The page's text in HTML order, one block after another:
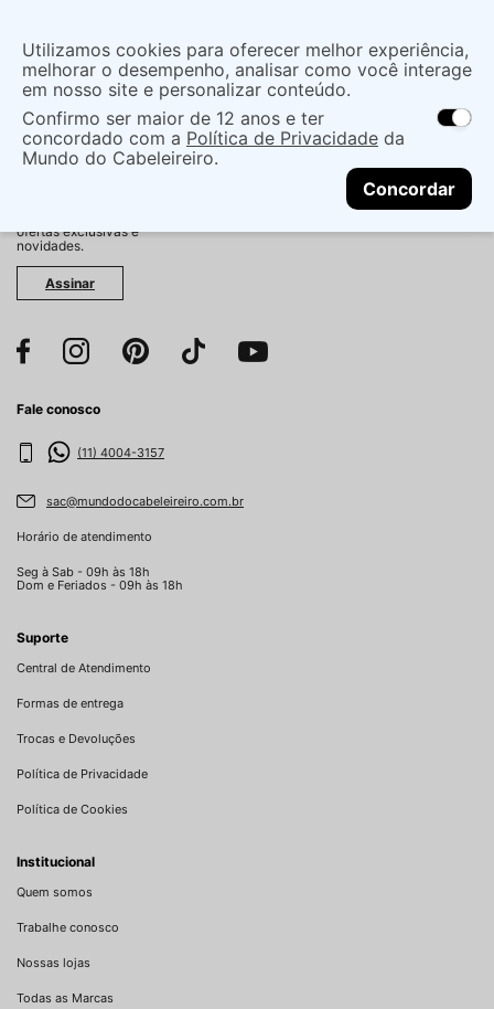
localização
As ofertas e opções de entrega variam de
acordo com a região.Não sei meu CEP
CONTINUAR
O que você procura?
ofertas exclusivas e
novidades.
Assinar
Fale conosco
(11) 4004-3157
sac@mundodocabeleireiro.com.br
Horário de atendimento
Seg à Sab - 09h às 18h
Dom e Feriados - 09h às 18h
Suporte
Central de Atendimento
Formas de entrega
Trocas e Devoluções
Política de Privacidade
Política de Cookies
Institucional
Quem somos
Trabalhe conosco
Nossas lojas
Todas as Marcas
Utilizamos cookies para oferecer melhor experiência,
melhorar o desempenho, analisar como você interage
em nosso site e personalizar conteúdo.
Confirmo ser maior de 12 anos e ter
concordado com a Política de Privacidade da
Mundo do Cabeleireiro.
Concordar